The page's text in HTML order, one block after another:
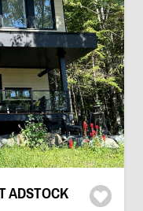
ADSTOCK